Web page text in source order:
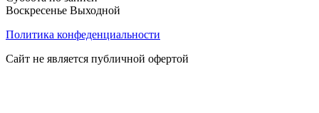
Воскресенье Выходной
Политика конфеденциальности
Сайт не является публичной офертой